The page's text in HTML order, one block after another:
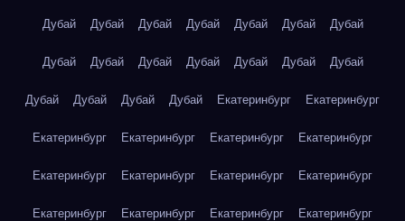
Дубай Дубай Дубай Дубай Дубай Дубай Дубай
Дубай Дубай Дубай Дубай Дубай Дубай Дубай
Дубай Дубай Дубай Дубай Екатеринбург Екатеринбург
Екатеринбург Екатеринбург Екатеринбург Екатеринбург
Екатеринбург Екатеринбург Екатеринбург Екатеринбург
Екатеринбург Екатеринбург Екатеринбург Екатеринбург